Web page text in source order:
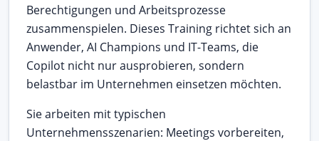
Berechtigungen und Arbeitsprozesse
zusammenspielen. Dieses Training richtet sich an
Anwender, AI Champions und IT-Teams, die
Copilot nicht nur ausprobieren, sondern
belastbar im Unternehmen einsetzen möchten.
Sie arbeiten mit typischen
Unternehmensszenarien: Meetings vorbereiten,